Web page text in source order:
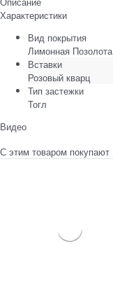
Характеристики
Вид покрытия
Лимонная Позолота
Вставки
Розовый кварц
Тип застежки
Тогл
Видео
С этим товаром покупают